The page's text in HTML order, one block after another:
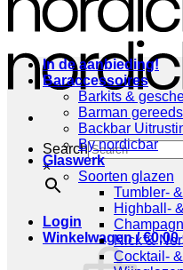
Search
×
Login
Winkelwagen /€0,00
In de aanbieding!
Baraccessoires
Barkits &
Barman
Backbar
By nordicbar
Glaswerk
Soorten glazen
Tumbler-
Highball-
Nick &
Cocktail-